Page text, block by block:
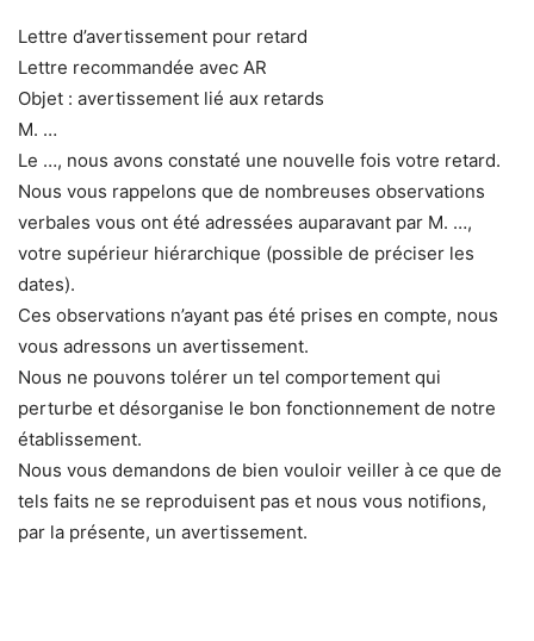
Lettre d’avertissement pour retard
Lettre recommandée avec AR
Objet : avertissement lié aux retards
M. …
Le …, nous avons constaté une nouvelle fois votre retard.
Nous vous rappelons que de nombreuses observations
verbales vous ont été adressées auparavant par M. …,
votre supérieur hiérarchique (possible de préciser les
dates).
Ces observations n’ayant pas été prises en compte, nous
vous adressons un avertissement.
Nous ne pouvons tolérer un tel comportement qui
perturbe et désorganise le bon fonctionnement de notre
établissement.
Nous vous demandons de bien vouloir veiller à ce que de
tels faits ne se reproduisent pas et nous vous notifions,
par la présente, un avertissement.